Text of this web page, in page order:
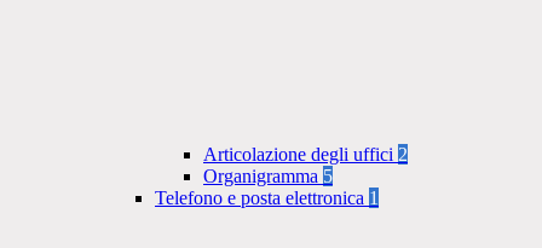
Articolazione degli uffici 2
Organigramma 5
Telefono e posta elettronica 1